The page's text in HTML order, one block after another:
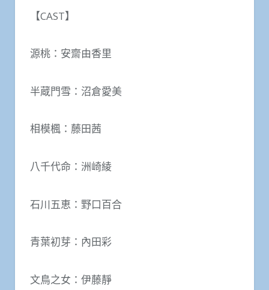
【CAST】
源桃：安齋由香里
半蔵門雪：沼倉愛美
相模楓：藤田茜
八千代命：洲崎綾
石川五恵：野口百合
青葉初芽：內田彩
文鳥之女：伊藤靜